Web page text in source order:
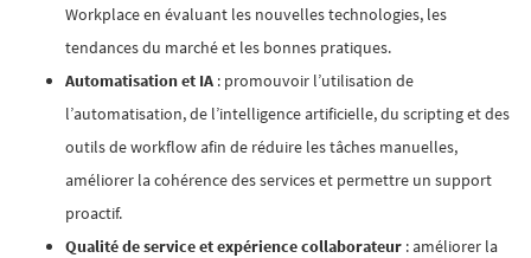
Workplace en évaluant les nouvelles technologies, les
tendances du marché et les bonnes pratiques.
Automatisation et IA : promouvoir l’utilisation de
l’automatisation, de l’intelligence artificielle, du scripting et des
outils de workflow afin de réduire les tâches manuelles,
améliorer la cohérence des services et permettre un support
proactif.
Qualité de service et expérience collaborateur : améliorer la